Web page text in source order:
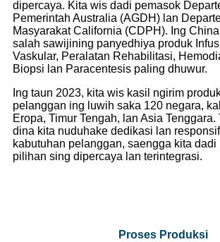
dipercaya. Kita wis dadi pemasok
Pemerintah Australia (AGDH) lan
Masyarakat California (CDPH). Ing
salah sawijining panyedhiya produk
Vaskular, Peralatan Rehabilitasi,
Biopsi lan Paracentesis paling dhuwur.
Ing taun 2023, kita wis kasil ngirim
pelanggan ing luwih saka 120 negara,
Eropa, Timur Tengah, lan Asia
dina kita nuduhake dedikasi lan
kabutuhan pelanggan, saengga kita dadi
pilihan sing dipercaya lan terintegrasi.
Proses Produksi